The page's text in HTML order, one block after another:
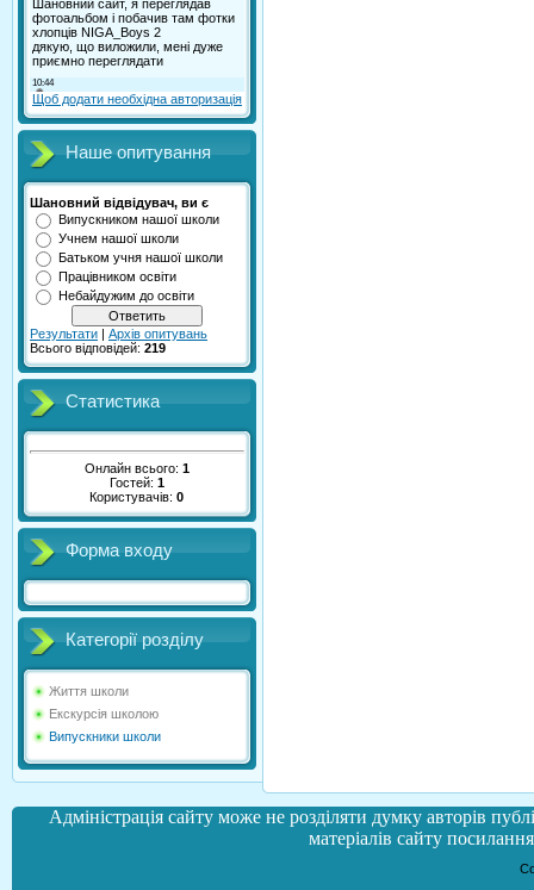
Щоб додати необхідна авторизація
Наше опитування
Шановний відвідувач, ви є
Випускником нашої школи
Учнем нашої школи
Батьком учня нашої школи
Працівником освіти
Небайдужим до освіти
Результати | Архів опитувань
Всього відповідей: 219
Статистика
Онлайн всього: 1
Гостей: 1
Користувачів:0
Форма входу
Категорії розділу
Життя школи
Екскурсія школою
Випускники школи
Адміністрація сайту може не розділяти думку авторів
матеріалів сайту